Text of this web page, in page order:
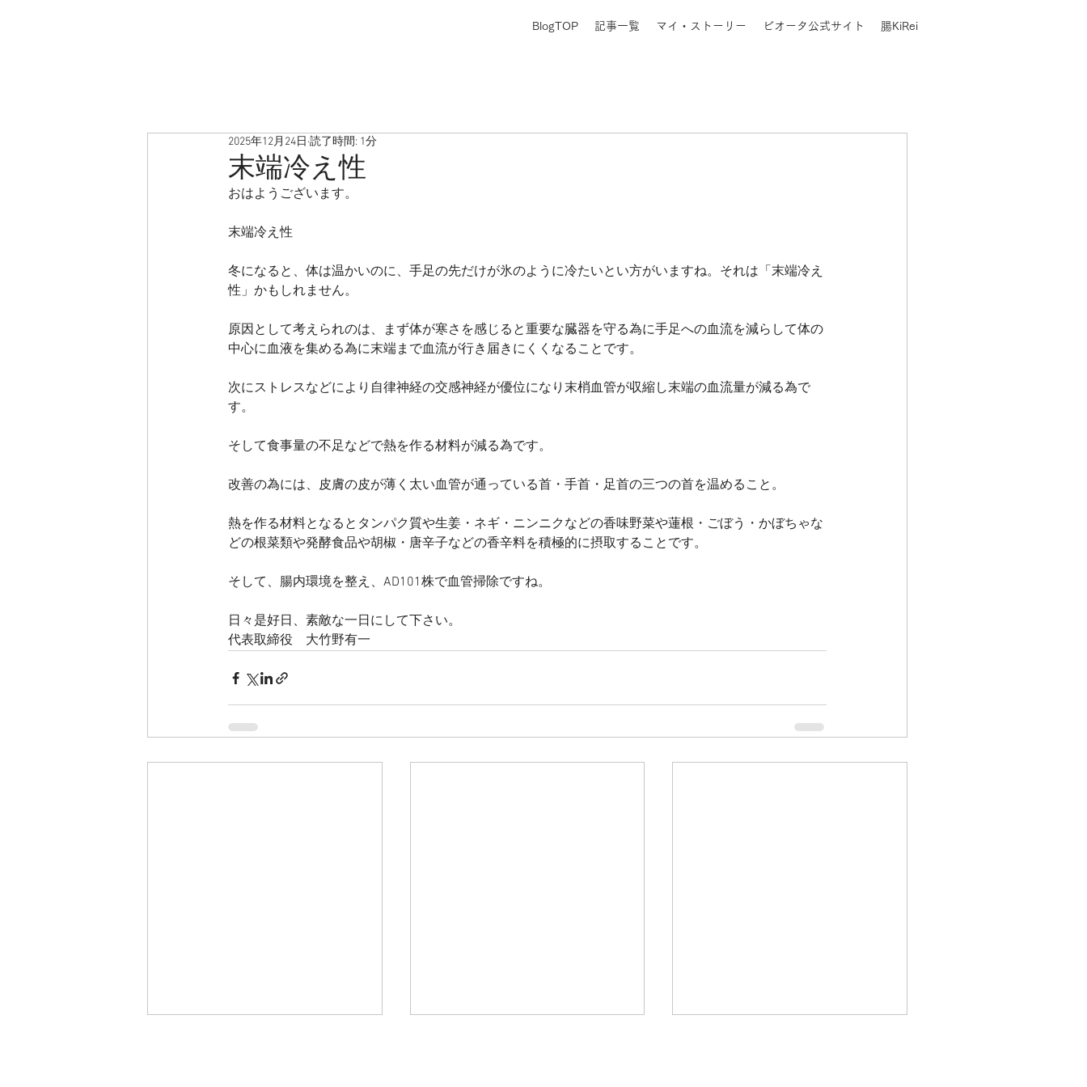
BlogTOP 記事一覧 マイ・ストーリー ビオータ公式サイト 腸KiRei
末端冷え性
2025年12月24日 読了時間: 1分
おはようございます。
末端冷え性
冬になると、体は温かいのに、手足の先だけが氷のように冷たいとい方がいますね。それは「末端冷え
性」かもしれません。
原因として考えられのは、まず体が寒さを感じると重要な臓器を守る為に手足への血流を減らして体の
中心に血液を集める為に末端まで血流が行き届きにくくなることです。
次にストレスなどにより自律神経の交感神経が優位になり末梢血管が収縮し末端の血流量が減る為で
す。
そして食事量の不足などで熱を作る材料が減る為です。
改善の為には、皮膚の皮が薄く太い血管が通っている首・手首・足首の三つの首を温めること。
熱を作る材料となるとタンパク質や生姜・ネギ・ニンニクなどの香味野菜や蓮根・ごぼう・かぼちゃな
どの根菜類や発酵食品や胡椒・唐辛子などの香辛料を積極的に摂取することです。
そして、腸内環境を整え、AD101株で血管掃除ですね。
日々是好日、素敵な一日にして下さい。
代表取締役　大竹野有一